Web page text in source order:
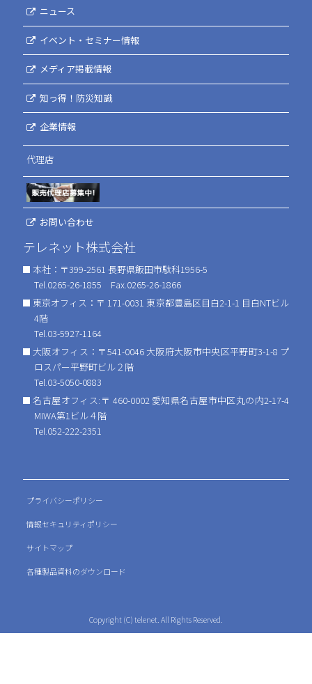
ニュース
イベント・セミナー情報
メディア掲載情報
知っ得！防災知識
企業情報
代理店
お問い合わせ
テレネット株式会社
本社：〒399-2561 長野県飯田市駄科1956-5
Tel.0265-26-1855 Fax.0265-26-1866
東京オフィス：〒 171-0031 東京都豊島区目白2-1-1 目白NTビル
4階
Tel.03-5927-1164
大阪オフィス：〒541-0046 大阪府大阪市中央区平野町3-1-8 プ
ロスパー平野町ビル２階
Tel.03-5050-0883
名古屋オフィス:〒 460-0002 愛知県名古屋市中区丸の内2-17-4
MIWA第1ビル４階
Tel.052-222-2351
プライバシーポリシー
情報セキュリティポリシー
サイトマップ
各種製品資料のダウンロード
Copyright (C) telenet. All Rights Reserved.